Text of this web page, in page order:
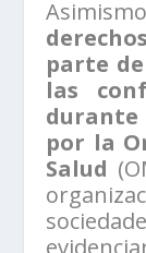
Asimismo
parte
las
por la
Salud